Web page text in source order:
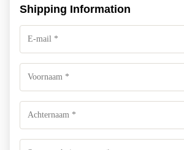
Shipping Information